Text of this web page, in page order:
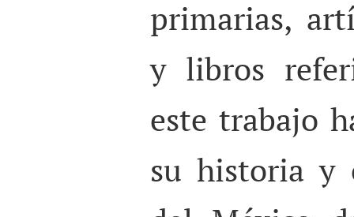
primarias,
y libros
este trabajo
su historia y